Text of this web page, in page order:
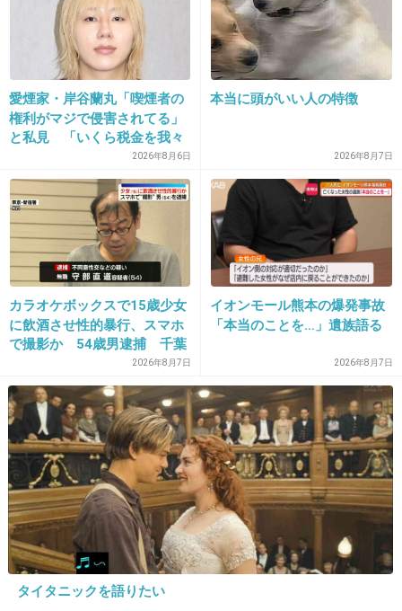
2012/11/23(金) 09:35:50
きなこもちが食べたくなる。
冬といえばおもちだから。
+7
25. 匿名2012/11/23(金) 09:36:25
やっぱ鍋焼きうどんじゃない？
熱いのをフーフーしながら食べたい。
+11 -0
26. 匿名2012/11/23(金) 09:37:24
冬が来たって感じで。
+8 -0
27. 匿名2012/11/23(金) 10:40:58
ポルテ(*^▽^*)キムチ鍋(*^_^*)
+5
愛煙家・岸谷蘭丸「喫煙者の
権利がマジで侵害されてる」
と私見 「いくら税金を我々
2026年8月6日
本当に頭がいい人の特徴
2026年8月7日
カラオケボックスで15歳少女
に飲酒させ性的暴行、スマホ
で撮影か 54歳男逮捕 千葉
2026年8月7日
イオンモール熊本の爆発事故
「本当のことを…」遺族語る
2026年8月7日
タイタニックを語りたい